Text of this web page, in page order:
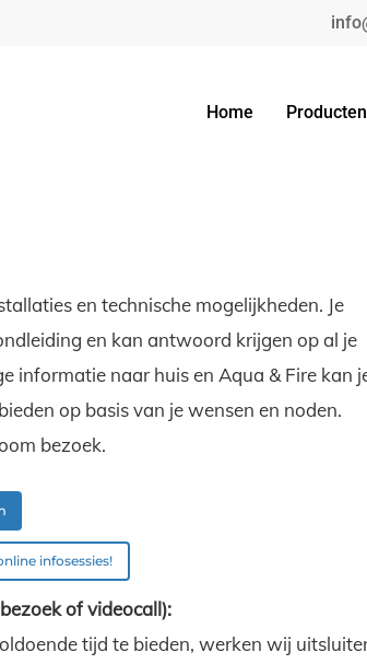
Home Producten
en technische mogelijkheden. Je
en kan antwoord krijgen op al je
informatie naar huis en Aqua & Fire kan
op basis van je wensen en noden.
bezoek.
infosessies!
of videocall):
tijd te bieden, werken wij